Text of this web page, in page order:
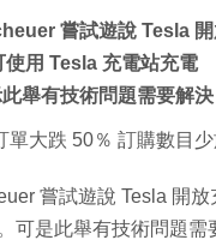
嘗試遊說 Tesla
用 Tesla 充電站充電
舉有技術問題需要解決
單大跌 50％ 訂購數目
嘗試遊說 Tesla 開
可是此舉有技術問題